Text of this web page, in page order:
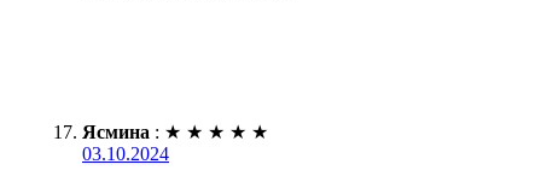
Ясмина : ★ ★ ★ ★ ★
03.10.2024